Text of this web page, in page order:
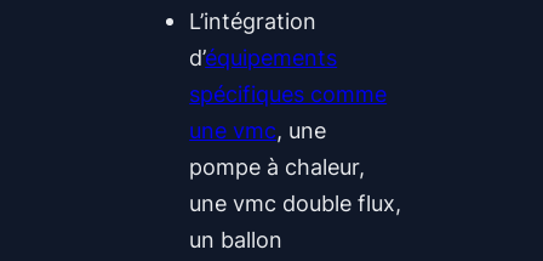
L’intégration
d’équipements
spécifiques comme
une vmc, une
pompe à chaleur,
une vmc double flux,
un ballon